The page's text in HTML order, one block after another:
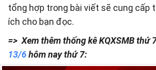
tổng hợp trong bài viết sẽ cung cấp
ích cho bạn đọc.
=> Xem thêm thống kê KQXSMB thứ
13/6hôm nay thứ 7: